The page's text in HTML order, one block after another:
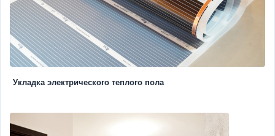
Укладка электрического теплого пола